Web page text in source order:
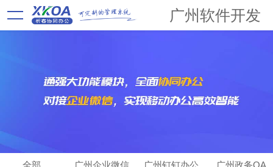
广州软件开发
全部 广州企业微信 广州钉钉办公 广州政务OA